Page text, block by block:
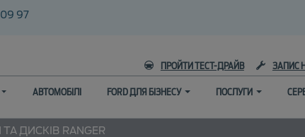
97
ПРОЙТИ ТЕСТ-ДРАЙВ ЗАПИС
АВТОМОБІЛІ FORD ДЛЯ БІЗНЕСУ ПОСЛУГИ
ДИСКІВ RANGER